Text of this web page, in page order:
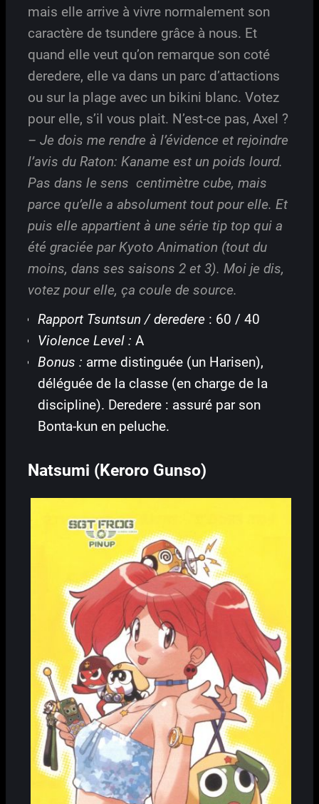
mais elle arrive à vivre normalement son
caractère de tsundere grâce à nous. Et
quand elle veut qu’on remarque son coté
deredere, elle va dans un parc d’attactions
ou sur la plage avec un bikini blanc. Votez
pour elle, s’il vous plait. N’est-ce pas, Axel ?
– Je dois me rendre à l’évidence et rejoindre
l’avis du Raton: Kaname est un poids lourd.
Pas dans le sens centimètre cube, mais
parce qu’elle a absolument tout pour elle. Et
puis elle appartient à une série tip top qui a
été graciée par Kyoto Animation (tout du
moins, dans ses saisons 2 et 3). Moi je dis,
votez pour elle, ça coule de source.
Rapport Tsuntsun / deredere: 60 / 40
Violence Level : A
Bonus : arme distinguée (un Harisen),
déléguée de la classe (en charge de la
discipline). Deredere : assuré par son
Bonta-kun en peluche.
Natsumi (Keroro Gunso)